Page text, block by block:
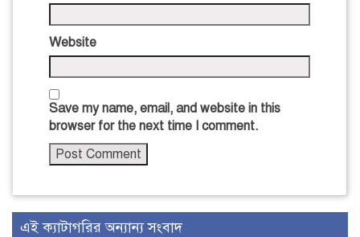
Website
Save my name, email, and website in this
browser for the next time I comment.
এই ক্যাটাগরির অন্যান্য সংবাদ